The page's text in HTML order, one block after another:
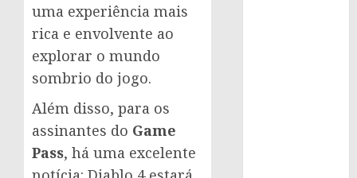
uma experiência mais
rica e envolvente ao
explorar o mundo
sombrio do jogo.
Além disso, para os
assinantes do Game
Pass, há uma excelente